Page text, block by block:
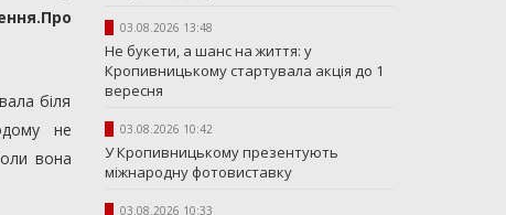
біля
не
вона
03.08.2026 13:48
Не букети, а шанс на життя: у
Кропивницькому стартувала акція до 1
вересня
03.08.2026 10:42
У Кропивницькому презентують
міжнародну фотовиставку
03.08.2026 10:33